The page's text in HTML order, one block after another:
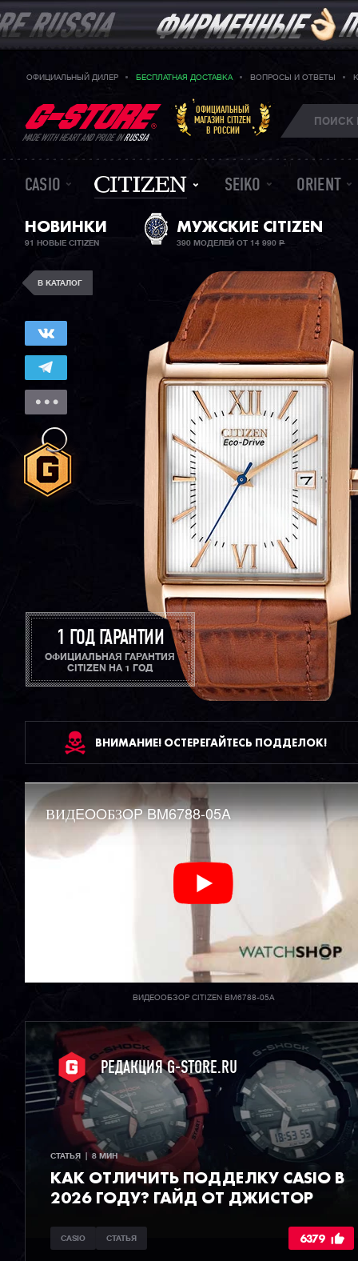
ОФИЦИАЛЬНЫЙ ДИЛЕР БЕСПЛАТНАЯ ДОСТАВКА ВОПРОСЫ И ОТВЕТЫ
MADE WITH HEART AND PRIDE INRUSSIA
ОФИЦИАЛЬНЫЙ
МАГАЗИН CITIZEN
В РОССИИ
CASIO SEIKO ORIENT
НОВИНКИ
91 НОВЫЕ CITIZEN
МУЖСКИЕ CITIZEN
390 МОДЕЛЕЙ ОТ 14 990Р
В КАТАЛОГ
1 ГОД ГАРАНТИИ
ОФИЦИАЛЬНАЯ ГАРАНТИЯ
CITIZEN НА 1 ГОД
ВНИМАНИЕ! ОСТЕРЕГАЙТЕСЬ ПОДДЕЛОК!
ВИДEOOБЗOP BM6788-05A
ВИДЕООБЗОР CITIZEN BM6788-05A
РЕДАКЦИЯ G-STORE.RU
СТАТЬЯ  |  8 МИН
КАК ОТЛИЧИТЬ ПОДДЕЛКУ CASIO В
2026 ГОДУ? ГАЙД ОТ ДЖИСТОР
CASIO СТАТЬЯ 6379